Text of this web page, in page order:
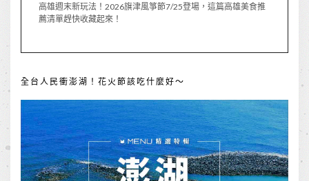
高雄週末新玩法！2026旗津風箏節7/25登場，這篇高雄美食推
薦清單趕快收藏起來！
全台人民衝澎湖！花火節該吃什麼好～